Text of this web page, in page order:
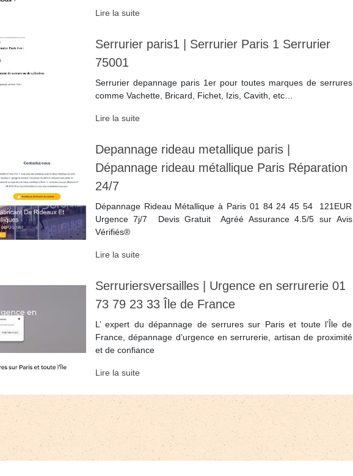
Lire la suite
Serrurier paris1 | Serrurier Paris 1 Serrurier
75001
Serrurier depannage paris 1er pour toutes marques de serrures
comme Vachette, Bricard, Fichet, Izis, Cavith, etc…
Lire la suite
Depannage rideau metallique paris |
Dépannage rideau métallique Paris Réparation
24/7
Dépannage Rideau Métallique à Paris 01 84 24 45 54 ️ 121EUR
️Urgence 7j/7 ️ Devis Gratuit ️ Agréé Assurance 4.5/5 sur Avis
Vérifiés®
Lire la suite
Ser­ru­riersversail­les | Urgence en serrurerie 01
73 79 23 33 Île de France
L’ expert du dépannage de serrures sur Paris et toute l’Île de
France, dépannage d’urgence en serrurerie, artisan de proximité
et de confiance
Lire la suite